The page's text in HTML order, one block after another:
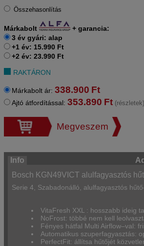
Összehasonlítás
Márkabolt + garancia:
3 év gyári: alap
+1 év: 15.990 Ft
+2 év: 23.990 Ft
RAKTÁRON
Márkabolt ár: 338.900 Ft
Ajtó átfordítással: 353.890 Ft (részletek)
Megveszem
Info
Bosch KGN49VICT alulfagyasztós
Serie 4, Szabadonálló, alulfagyasztós
VitaFresh XXL : hosszabb ideig
NoFrost: többé nem kell
Fényes hátfal Multi Airflow–val:
Automatikus szuperfagyasztás:
PerfectFit: állítsa hűtőjét